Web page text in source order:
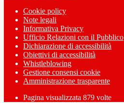
Cookie policy
Note legali
Informativa Privacy
Ufficio Relazioni con il Pubblico
Dichiarazione di accessibilità
Obiettivi di accessibilità
Whistleblowing
Gestione consensi cookie
Amministrazione trasparente
Pagina visualizzata 879 volte